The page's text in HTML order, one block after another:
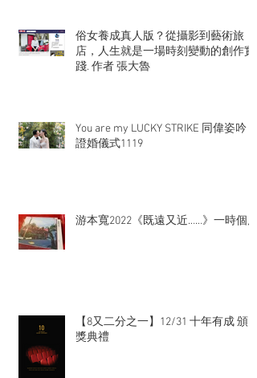
俗女養成真人版？從攝影到藝術旅
店，人生就是一場時刻變動的創作實
踐. 作者 張大魯
You are my LUCKY STRIKE 同偉姿吟
證婚儀式1119
游本寬2022《既遠又近……》一時個展
【8又二分之一】12/31 十年有成 頒
獎典禮